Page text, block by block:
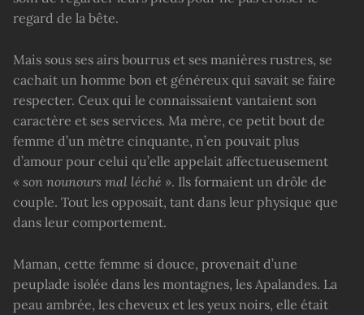
regard de la bête.
Mais sous ses airs bourrus et ses manières rustres, se
cachait un homme bon et généreux qui savait se faire
respecter. Ceux qui le connaissaient vantaient son
caractère et ses services. Ma mère, ce petit bout de
femme d’un mètre cinquante, n’en pouvait plus
d’amour pour celui qu’elle appelait affectueusement
« son nounours mal léché ». Ils formaient un drôle de
couple. Tout les opposait, tant dans leur physique que
dans leur comportement.
Maman, cette femme si douce, provenait d’une
peuplade isolée dans les montagnes, les Apalandes. La
peau ambrée, les cheveux et les yeux noirs, elle était